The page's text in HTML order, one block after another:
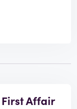
Affair